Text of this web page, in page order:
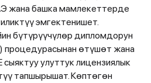
жана башка мамлекеттерде
эмгектенишет.
бүтүрүүчүлөр дипломдорун
процедурасынан өтүшөт жана
сыяктуу улуттук лицензиялык
тапшырышат. Көптөгөн